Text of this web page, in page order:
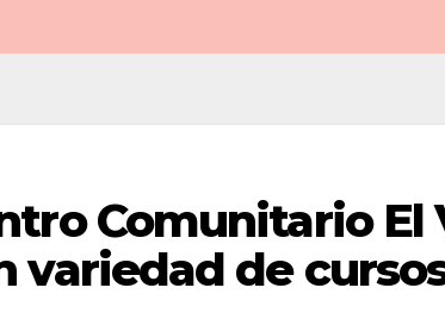
Comunitario
variedad de